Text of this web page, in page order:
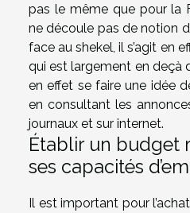
pas le même que pour la
ne découle pas de notion
face au shekel, il s’agit en
qui est largement en deçà
en effet se faire une idée
en consultant les
journaux et sur internet.
Établir un budget
ses capacités
Il est important pour